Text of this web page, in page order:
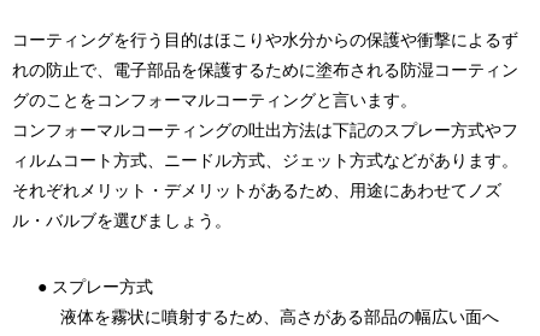
コーティングを行う目的はほこりや水分からの保護や衝撃によるず
れの防止で、電子部品を保護するために塗布される防湿コーティン
グのことをコンフォーマルコーティングと言います。
コンフォーマルコーティングの吐出方法は下記のスプレー方式やフ
ィルムコート方式、ニードル方式、ジェット方式などがあります。
それぞれメリット・デメリットがあるため、用途にあわせてノズ
ル・バルブを選びましょう。
● スプレー方式
液体を霧状に噴射するため、高さがある部品の幅広い面へ